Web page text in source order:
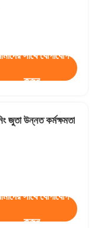
সাথে যোগাযোগ
করুন
জুতা উন্নত কর্মক্ষমতা
সাথে যোগাযোগ
করুন